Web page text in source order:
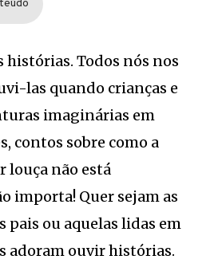
histórias. Todos nós nos
las quando crianças e
imaginárias em
contos sobre como a
louça não está
importa! Quer sejam as
pais ou aquelas lidas em
adoram ouvir histórias.